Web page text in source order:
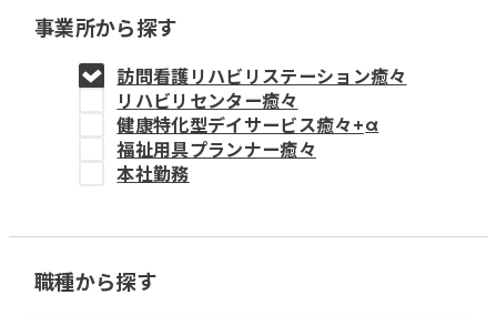
教育事業
姫路中央こども園
姫路中央保育園
採用情報
事業所から探す
訪問看護リハビリステーション癒々
リハビリセンター癒々
健康特化型デイサービス癒々+α
福祉用具プランナー癒々
本社勤務
職種から探す